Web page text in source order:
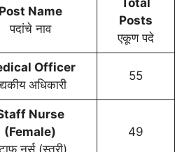
Post Name
पदांचे नाव
Total
Posts
एकूण पदे
Officer
अधिकारी
55
Nurse
(Female)
49